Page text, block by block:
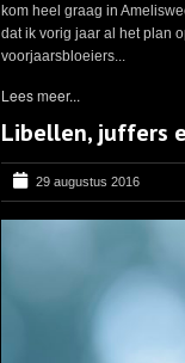
kom heel graag in
dat ik vorig jaar al het plan
voorjaarsbloeiers...
Lees meer...
Libellen, juffers
29 augustus 2016